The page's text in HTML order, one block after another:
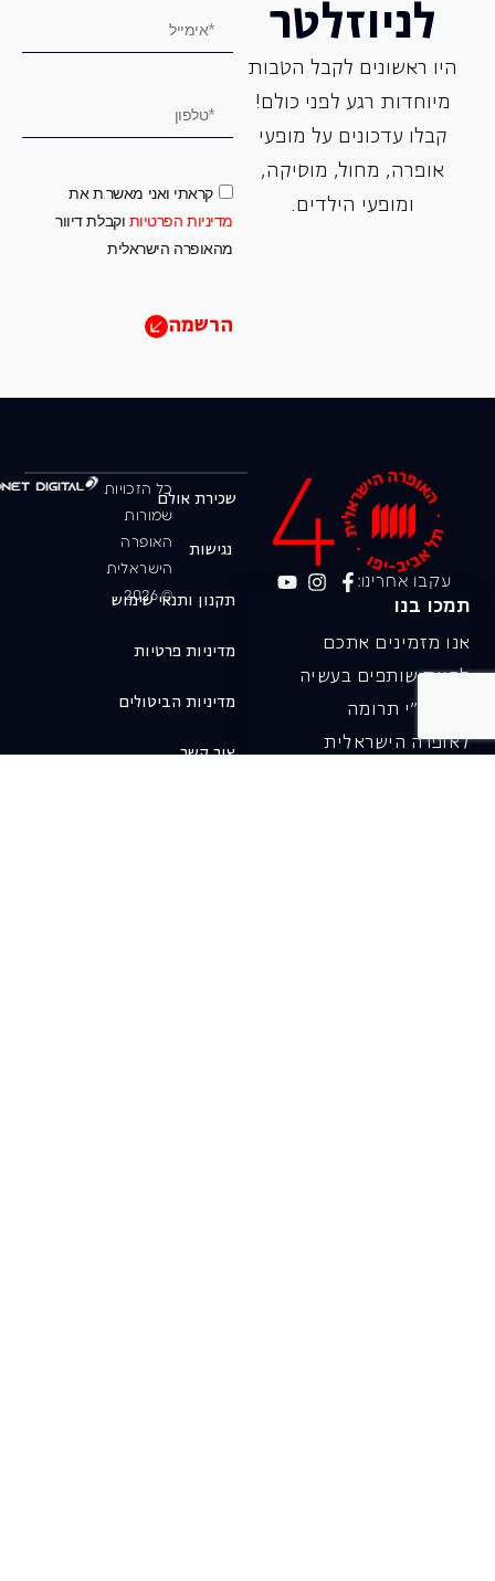
לניוזלטר
היו ראשונים לקבל הטבות
מיוחדות רגע לפני כולם!
קבלו עדכונים על מופעי
אופרה, ‏מחול, ‏מוסיקה,
ומופעי הילדים.
קראתי ואני מאשר.ת את
מדיניות הפרטיות וקבלת דיוור
מהאופרה הישראלית
הרשמה
עקבו אחרינו:
תמכו בנו
אנו מזמינים אתכם
להיות שותפים בעשיה
שלנו ע"י תרומה
לאופרה הישראלית
כל הזכויות
שמורות
האופרה
הישראלית
© 2026
שכירת אולם
נגישות
תקנון ותנאי שימוש
מדיניות פרטיות
מדיניות הביטולים
צור קשר